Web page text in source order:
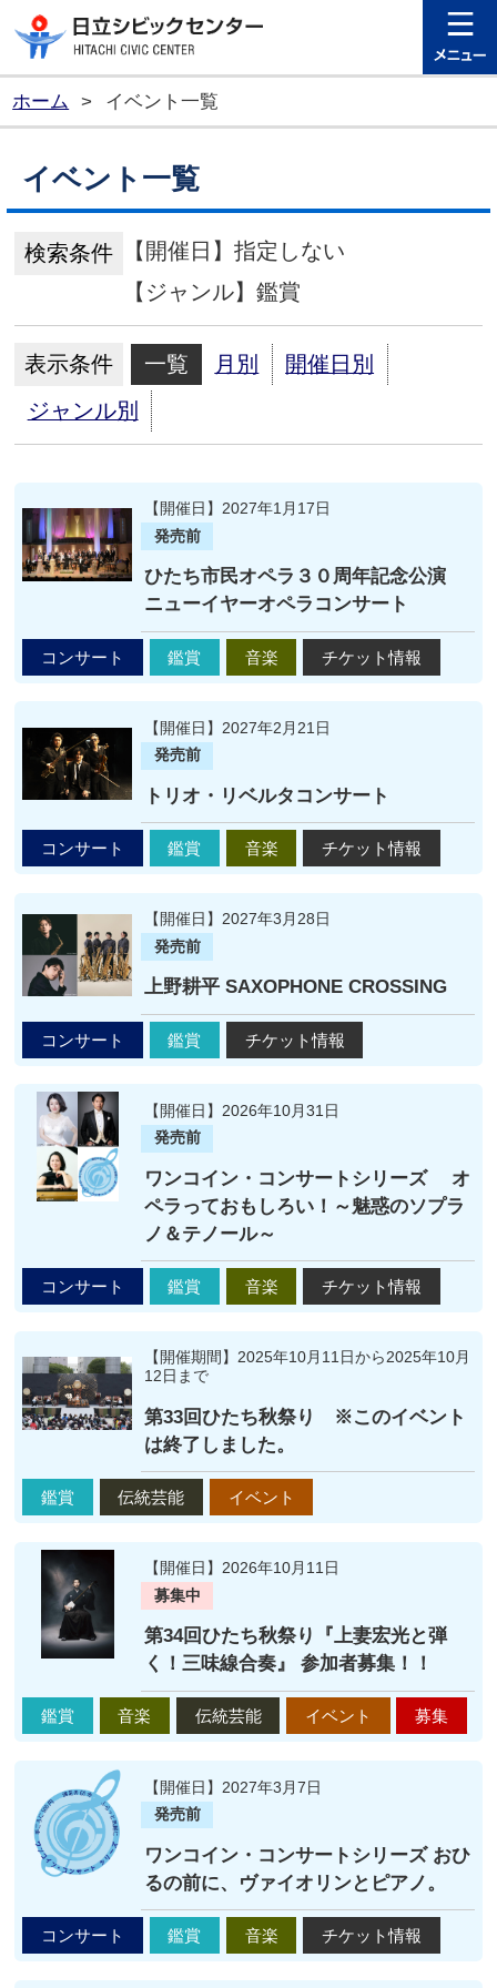
日立シビ
ホーム > イベント一覧
イベント一覧
検索条件
【開催日】指定しない
【ジャンル】鑑賞
表示条件 一覧 月別
開催日別
ジャンル別
【開催日】2027年1月17日
発売前
ひたち市民オペラ３０周年記念公演
ニューイヤーオペラコンサート
コンサート 鑑賞 音楽 チケット情報
【開催日】2027年2月21日
発売前
トリオ・リベルタコンサート
コンサート 鑑賞 音楽 チケット情報
【開催日】2027年3月28日
発売前
上野耕平 SAXOPHONE CROSSING
コンサート 鑑賞 チケット情報
【開催日】2026年10月31日
発売前
ワンコイン・コンサートシリーズ オ
ペラっておもしろい！～魅惑のソプラ
ノ＆テノール～
コンサート 鑑賞 音楽 チケット情報
【開催期間】2025年10月11日から2025年10月
12日まで
第33回ひたち秋祭り ※このイベント
は終了しました。
鑑賞 伝統芸能 イベント
【開催日】2026年10月11日
募集中
第34回ひたち秋祭り『上妻宏光と弾
く！三味線合奏』 参加者募集！！
鑑賞 音楽 伝統芸能 イベント 募集
【開催日】2027年3月7日
発売前
ワンコイン・コンサートシリーズ おひ
るの前に、ヴァイオリンとピアノ。
コンサート 鑑賞 音楽 チケット情報